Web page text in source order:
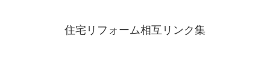
住宅リフォーム相互リンク集